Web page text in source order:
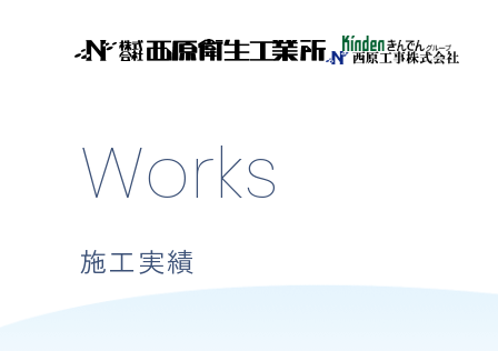
Works
施工実績